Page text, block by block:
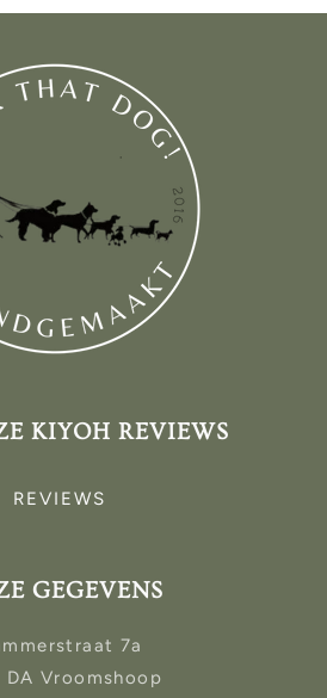
KIYOH REVIEWS
REVIEWS
GEGEVENS
7a
DA Vroomshoop